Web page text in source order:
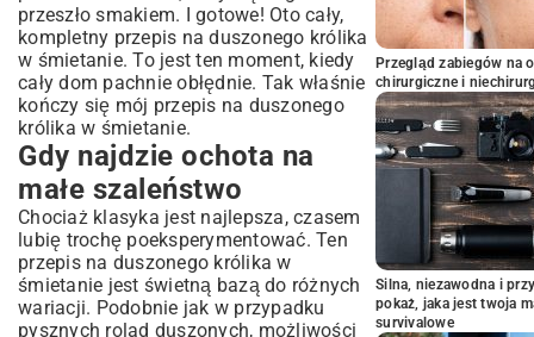
przeszło smakiem. I gotowe! Oto cały,
kompletny przepis na duszonego królika
w śmietanie. To jest ten moment, kiedy
cały dom pachnie obłędnie. Tak właśnie
kończy się mój przepis na duszonego
królika w śmietanie.
Gdy najdzie ochota na
małe szaleństwo
Chociaż klasyka jest najlepsza, czasem
lubię trochę poeksperymentować. Ten
przepis na duszonego królika w
śmietanie jest świetną bazą do różnych
wariacji. Podobnie jak w przypadku
pysznych rolad duszonych, możliwości
Przegląd zabiegów na
chirurgiczne i
Silna, niezawodna i
pokaż, jaka jest twoja
survivalowe